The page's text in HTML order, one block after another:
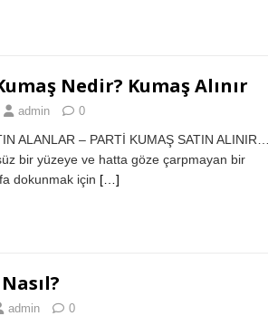
Nedir? Kumaş Alınır
admin 0
ALANLAR – PARTİ KUMAŞ SATIN ALINIR…
bir yüzeye ve hatta göze çarpmayan bir
dokunmak için […]
admin 0